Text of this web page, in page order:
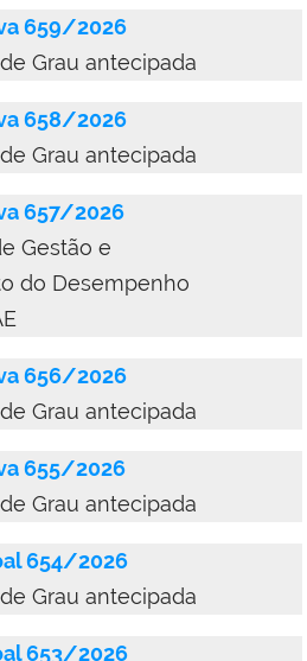
659/2026
Grau antecipada
658/2026
Grau antecipada
657/2026
Gestão e
do Desempenho
656/2026
Grau antecipada
655/2026
Grau antecipada
654/2026
Grau antecipada
653/2026